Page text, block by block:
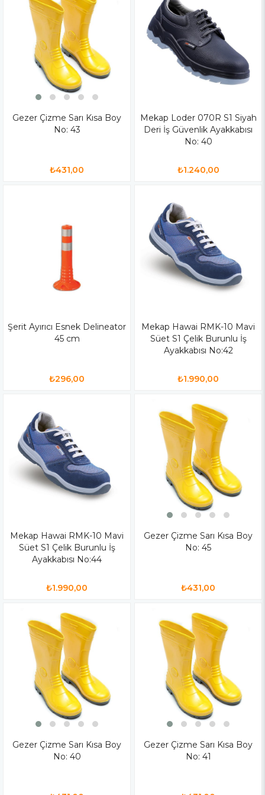
Gezer Çizme Sarı Kısa Boy
No: 43
₺431,00
Mekap Loder 070R S1 Siyah
Deri İş Güvenlik Ayakkabısı
No: 40
₺1.240,00
Şerit Ayırıcı Esnek Delineator
45 cm
₺296,00
Mekap Hawai RMK-10 Mavi
Süet S1 Çelik Burunlu İş
Ayakkabısı No:42
₺1.990,00
Mekap Hawai RMK-10 Mavi
Süet S1 Çelik Burunlu İş
Ayakkabısı No:44
₺1.990,00
Gezer Çizme Sarı Kısa Boy
No: 45
₺431,00
Gezer Çizme Sarı Kısa Boy
No: 40
Gezer Çizme Sarı Kısa Boy
No: 41